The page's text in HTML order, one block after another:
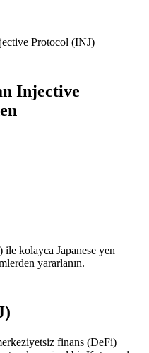
Protocol (INJ)
Injective
kolayca Japanese yen
yararlanın.
finans (DeFi)